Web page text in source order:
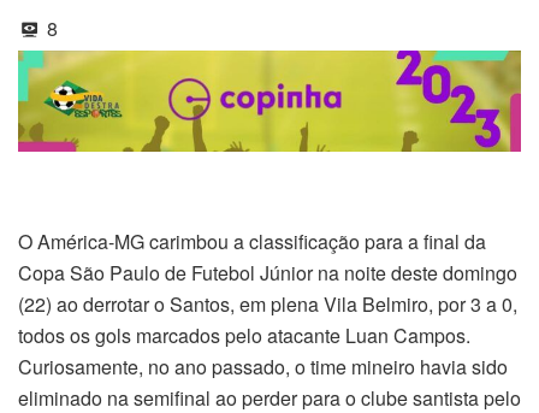
8
O América-MG carimbou a classificação para a final da
Copa São Paulo de Futebol Júnior na noite deste domingo
(22) ao derrotar o Santos, em plena Vila Belmiro, por 3 a 0,
todos os gols marcados pelo atacante Luan Campos.
Curiosamente, no ano passado, o time mineiro havia sido
eliminado na semifinal ao perder para o clube santista pelo